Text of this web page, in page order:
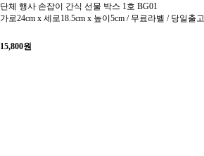
단체 행사 손잡이 간식 선물 박스 1호 BG01
가로24cm x 세로18.5cm x 높이5cm / 무료라벨 / 당일출고
15,800원